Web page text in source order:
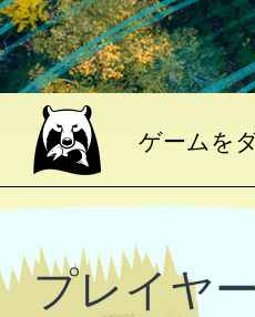
ゲームを
プレイヤ